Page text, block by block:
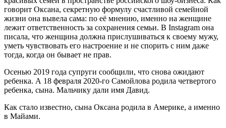
говорит Оксана, секретную формулу счастливой семейной
жизни она вывела сама: по её мнению, именно на женщине
лежит ответственность за сохранения семьи. В Instagram она
писала, что женщина должна прислушиваться к своему мужу,
уметь чувствовать его настроение и не спорить с ним даже
тогда, когда он бывает не прав.
Осенью 2019 года супруги сообщили, что снова ожидают
ребенка. А 18 февраля 2020-го Самойлова родила четвертого
ребенка, сына. Мальчику дали имя Давид.
Как стало известно, сына Оксана родила в Америке, а именно
в Майами.